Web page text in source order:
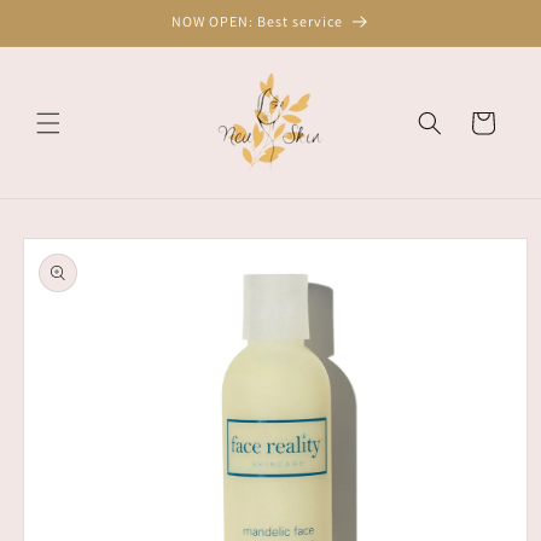
NOW OPEN: Best service
Cart
Skip to
product
information